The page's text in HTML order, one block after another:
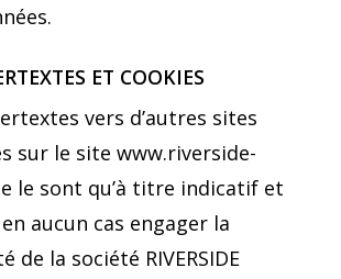
ET COOKIES
vers d’autres sites
sur le site www.riverside-
le sont qu’à titre indicatif et
aucun cas engager la
de la société RIVERSIDE